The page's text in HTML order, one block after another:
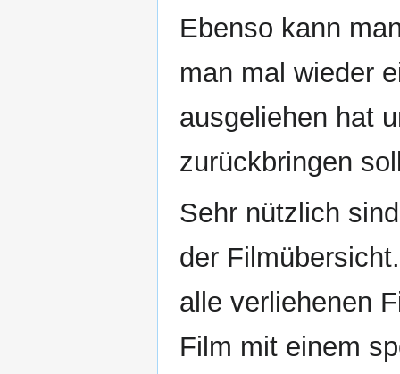
Ebenso kann
man mal wieder
ausgeliehen hat
zurückbringen
Sehr nützlich
der
alle verliehenen
Film mit einem